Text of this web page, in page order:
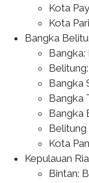
Kota
Kota
Bangka
Bangka:
Bangka
Bangka
Bangka
Belitung
Kota
Kepulauan
Bintan: